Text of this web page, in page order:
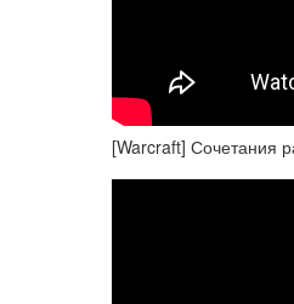
[Warcraft] Сочетания